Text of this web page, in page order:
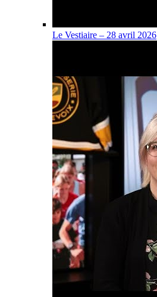
Le Vestiaire – 28 avril 2026